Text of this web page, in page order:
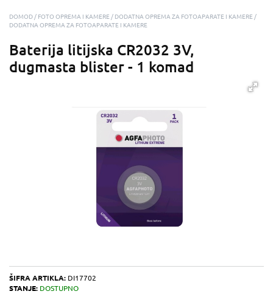
DOMOD FOTO OPREMA I KAMERE
DODATNA OPREMA ZA FOTOAPARATE I KAMERE
DODATNA OPREMA ZA FOTOAPARATE I KAMERE
Baterija litijska CR2032 3V,
dugmasta blister - 1 komad
ŠIFRA ARTIKLA: DI17702
STANJE: DOSTUPNO